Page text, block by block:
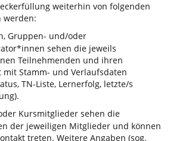
weiterhin von folgenden
werden:
Gruppen- und/oder
sehen die jeweils
Teilnehmenden und ihren
Stamm- und Verlaufsdaten
TN-Liste, Lernerfolg, letzte/s
Kursmitglieder sehen die
der jeweiligen Mitglieder und können
treten. Weitere Angaben (sog.